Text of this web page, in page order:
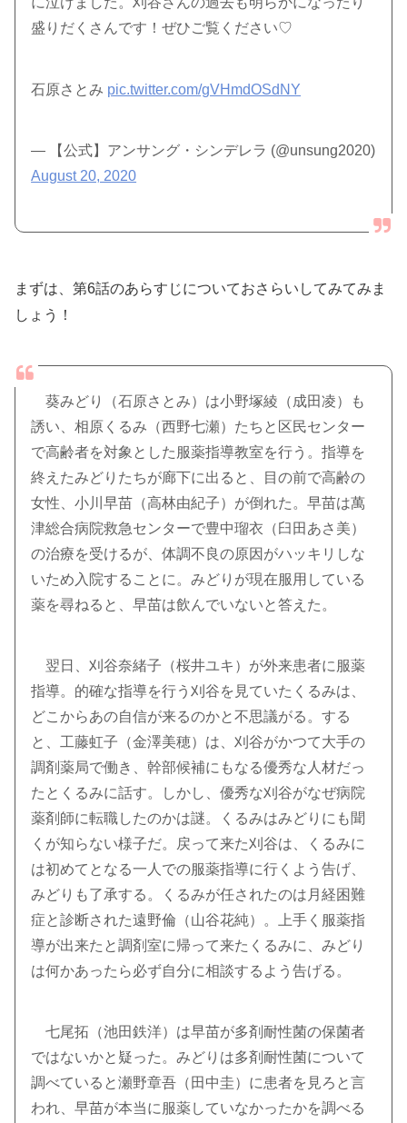
盛りだくさんです！ぜひご覧ください♡
石原さとみ pic.twitter.com/gVHmdOSdNY
— 【公式】アンサング・シンデレラ (@unsung2020)
August 20, 2020
まずは、第6話のあらすじについておさらいしてみてみま
しょう！
葵みどり（石原さとみ）は小野塚綾（成田凌）も
誘い、相原くるみ（西野七瀬）たちと区民センター
で高齢者を対象とした服薬指導教室を行う。指導を
終えたみどりたちが廊下に出ると、目の前で高齢の
女性、小川早苗（高林由紀子）が倒れた。早苗は萬
津総合病院救急センターで豊中瑠衣（臼田あさ美）
の治療を受けるが、体調不良の原因がハッキリしな
いため入院することに。みどりが現在服用している
薬を尋ねると、早苗は飲んでいないと答えた。
翌日、刈谷奈緒子（桜井ユキ）が外来患者に服薬
指導。的確な指導を行う刈谷を見ていたくるみは、
どこからあの自信が来るのかと不思議がる。する
と、工藤虹子（金澤美穂）は、刈谷がかつて大手の
調剤薬局で働き、幹部候補にもなる優秀な人材だっ
たとくるみに話す。しかし、優秀な刈谷がなぜ病院
薬剤師に転職したのかは謎。くるみはみどりにも聞
くが知らない様子だ。戻って来た刈谷は、くるみに
は初めてとなる一人での服薬指導に行くよう告げ、
みどりも了承する。くるみが任されたのは月経困難
症と診断された遠野倫（山谷花純）。上手く服薬指
導が出来たと調剤室に帰って来たくるみに、みどり
は何かあったら必ず自分に相談するよう告げる。
七尾拓（池田鉄洋）は早苗が多剤耐性菌の保菌者
ではないかと疑った。みどりは多剤耐性菌について
調べていると瀬野章吾（田中圭）に患者を見ろと言
われ、早苗が本当に服薬していなかったかを調べる